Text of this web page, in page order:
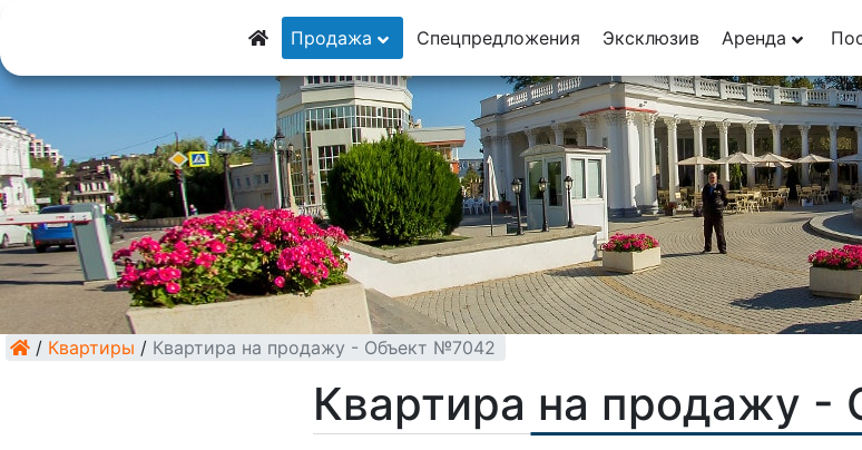
8 (928) 5555-929
8 (928) 3054-111
Продажа Спецпредложения Эксклюзив Аренда
/ Квартиры / Квартира на продажу - Объект №7042
Квартира на продажу